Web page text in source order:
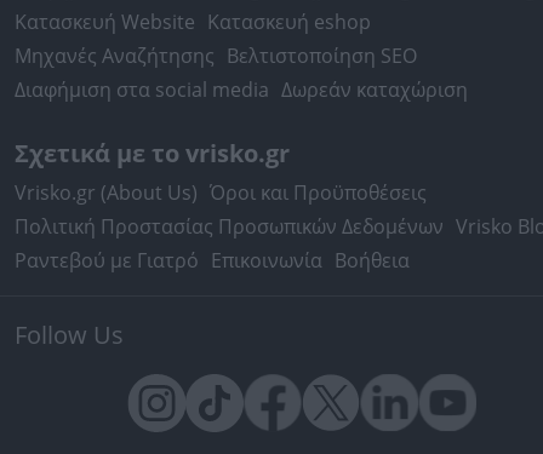
Κατασκευή Website Κατασκευή eshop
Μηχανές Αναζήτησης Βελτιστοποίηση SEO
Διαφήμιση στα social media Δωρεάν καταχώριση
Σχετικά με το vrisko.gr
Vrisko.gr (About Us) Όροι και Προϋποθέσεις
Πολιτική Προστασίας Προσωπικών Δεδομένων Vrisko
Ραντεβού με Γιατρό Επικοινωνία Βοήθεια
Follow Us